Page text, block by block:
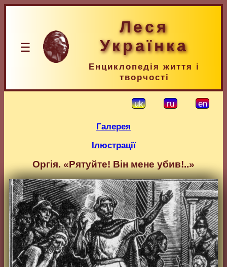
☰
Леся
Українка
Енциклопедія життя і
творчості
uk ru en
Галерея
Ілюстрації
Оргія. «Рятуйте! Він мене убив!..»